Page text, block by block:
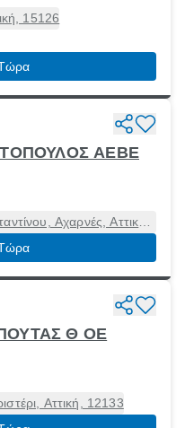
15126
ΑΕΒΕ
Αχαρνές, Αττική,
Θ ΟΕ
Αττική, 12133